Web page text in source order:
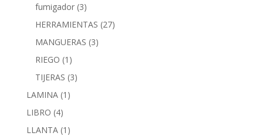
fumigador (3)
HERRAMIENTAS (27)
MANGUERAS (3)
RIEGO (1)
TIJERAS (3)
LAMINA (1)
LIBRO (4)
LLANTA (1)